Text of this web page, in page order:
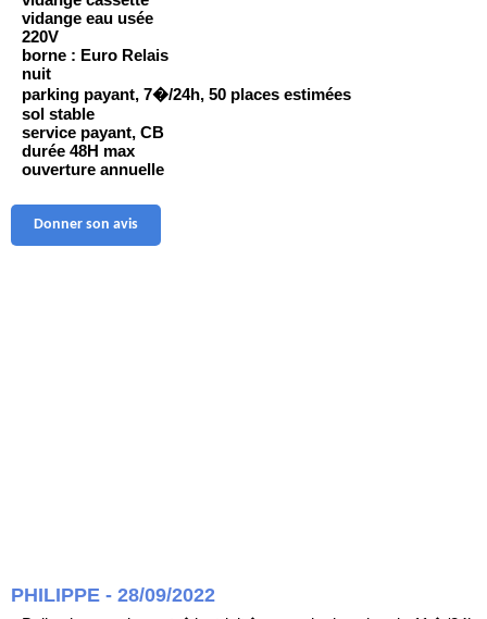
vidange eau usée
220V
borne : Euro Relais
nuit
parking payant, 7�/24h, 50 places estimées
sol stable
service payant, CB
durée 48H max
ouverture annuelle
Donner son avis
PHILIPPE - 28/09/2022